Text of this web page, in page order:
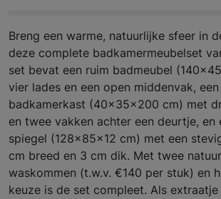
Breng een warme, natuurlijke sfeer in
deze complete badkamermeubelset
set bevat een ruim badmeubel
vier lades en een open middenvak,
badkamerkast (40x35x200 cm) met
en twee vakken achter een deurtje, en
spiegel (128x85x12 cm) met een
cm breed en 3 cm dik. Met twee
waskommen (t.w.v. €140 per stuk) en
keuze is de set compleet. Als